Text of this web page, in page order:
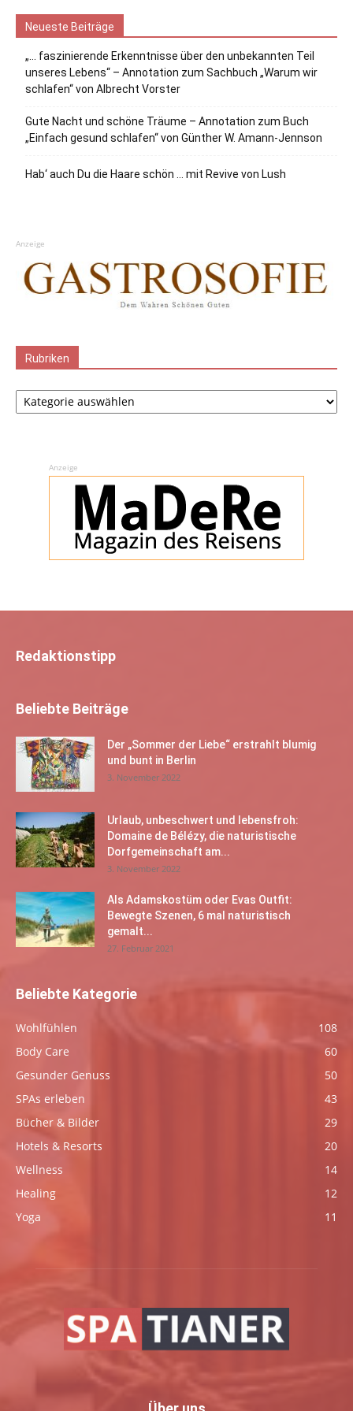
Neueste Beiträge
„… faszinierende Erkenntnisse über den unbekannten Teil
unseres Lebens“ – Annotation zum Sachbuch „Warum wir
schlafen“ von Albrecht Vorster
Gute Nacht und schöne Träume – Annotation zum Buch
„Einfach gesund schlafen“ von Günther W. Amann-Jennson
Hab‘ auch Du die Haare schön … mit Revive von Lush
Anzeige
Rubriken
Rubriken
Anzeige
Redaktionstipp
Beliebte Beiträge
Der „Sommer der Liebe“ erstrahlt blumig
und bunt in Berlin
3. November 2022
Urlaub, unbeschwert und lebensfroh:
Domaine de Bélézy, die naturistische
Dorfgemeinschaft am...
3. November 2022
Als Adamskostüm oder Evas Outfit:
Bewegte Szenen, 6 mal naturistisch
gemalt...
27. Februar 2021
Beliebte Kategorie
Wohlfühlen
108
Body Care
60
Gesunder Genuss
50
SPAs erleben
43
Bücher & Bilder
29
Hotels & Resorts
20
Wellness
14
Healing
12
Yoga
11